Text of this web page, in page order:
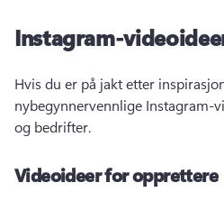
Instagram-
Hvis du er på jakt etter
nybegynnervennlige Instagram-
og bedrifter.
Videoideer for opprettere